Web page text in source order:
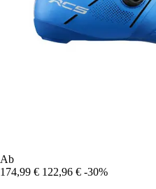
Ab
174,99 € 122,96 € -30%